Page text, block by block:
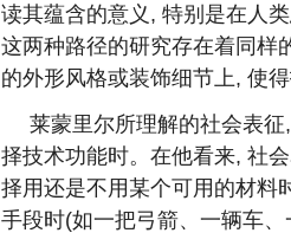
读其蕴含的意义, 特别是在人
这两种路径的研究存在着同
的外形风格或装饰细节上, 使
莱蒙里尔所理解的社会表
择技术功能时。在他看来, 社
择用还是不用某个可用的材
手段时(如一把弓箭、一辆车